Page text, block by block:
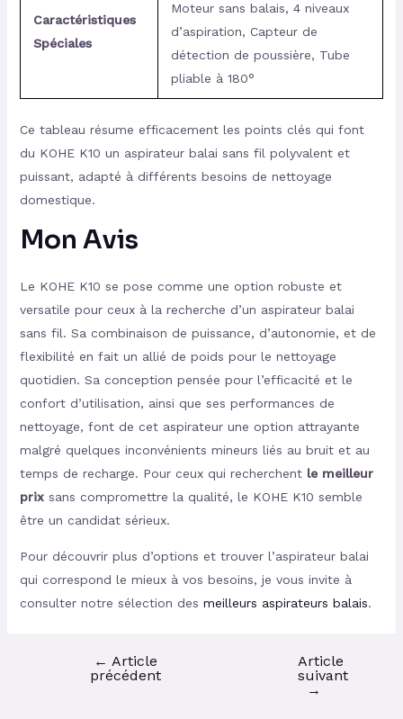
Caractéristiques
Spéciales
Moteur sans balais, 4 niveaux
d’aspiration, Capteur de
détection de poussière, Tube
pliable à 180°
Ce tableau résume efficacement les points clés qui font
du KOHE K10 un aspirateur balai sans fil polyvalent et
puissant, adapté à différents besoins de nettoyage
domestique.
Mon Avis
Le KOHE K10 se pose comme une option robuste et
versatile pour ceux à la recherche d’un aspirateur balai
sans fil. Sa combinaison de puissance, d’autonomie, et de
flexibilité en fait un allié de poids pour le nettoyage
quotidien. Sa conception pensée pour l’efficacité et le
confort d’utilisation, ainsi que ses performances de
nettoyage, font de cet aspirateur une option attrayante
malgré quelques inconvénients mineurs liés au bruit et au
temps de recharge. Pour ceux qui recherchent le meilleur
prixsans compromettre la qualité, le KOHE K10 semble
être un candidat sérieux.
Pour découvrir plus d’options et trouver l’aspirateur balai
qui correspond le mieux à vos besoins, je vous invite à
consulter notre sélection des meilleurs aspirateurs balais.
← Article
précédent
Article
suivant
→